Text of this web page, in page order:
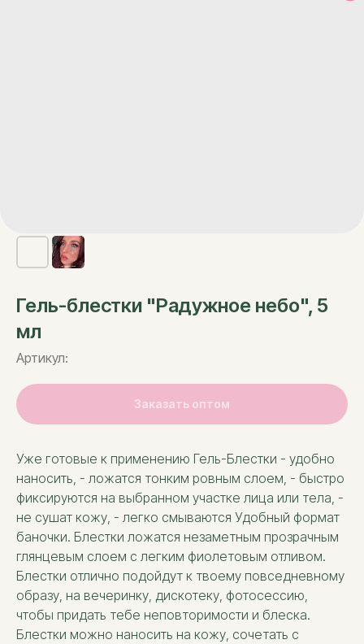
Гель-блестки "Радужное небо", 5
мл
Артикул:
Заказать оптом
Уже готовые к применению Гель-Блестки - удобно
наносить, - ложатся тонким ровным слоем, - быстро
фиксируются на выбранном участке лица или тела, -
не сушат кожу, - легко смываются Удобный формат
баночки. Блестки ложатся незаметным прозрачным
глянцевым слоем с легким фиолетовым отливом.
Блестки отлично подойдут к твоему повседневному
образу, на вечеринку, дискотеку, фотосессию,
чтобы придать тебе неповторимости и блеска.
Блестки можно наносить на кожу, сочетать с